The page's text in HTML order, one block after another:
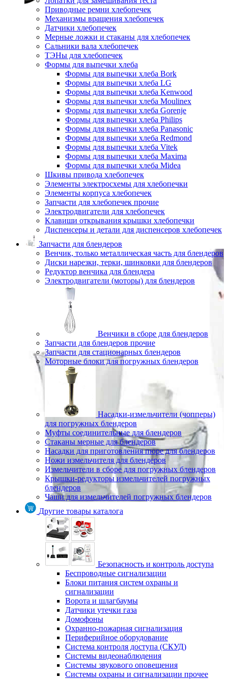
Приводные ремни хлебопечек
Механизмы вращения хлебопечек
Датчики хлебопечек
Мерные ложки и стаканы для хлебопечек
Сальники вала хлебопечек
ТЭНы для хлебопечек
Формы для выпечки хлеба
Формы для выпечки хлеба Bork
Формы для выпечки хлеба LG
Формы для выпечки хлеба Kenwood
Формы для выпечки хлеба Moulinex
Формы для выпечки хлеба Gorenje
Формы для выпечки хлеба Philips
Формы для выпечки хлеба Panasonic
Формы для выпечки хлеба Redmond
Формы для выпечки хлеба Vitek
Формы для выпечки хлеба Maxima
Формы для выпечки хлеба Midea
Шкивы привода хлебопечек
Элементы электросхемы для хлебопечки
Элементы корпуса хлебопечек
Запчасти для хлебопечек прочие
Электродвигатели для хлебопечек
Клавиши открывания крышки хлебопечки
Диспенсеры и детали для диспенсеров хлебопечек
Запчасти для блендеров
Венчик, только металлическая часть для блендеров
Диски нарезки, терки, шинковки для блендеров
Редуктор венчика для блендера
Электродвигатели (моторы) для блендеров
Венчики в сборе для блендеров
Запчасти для блендеров прочие
Запчасти для стационарных блендеров
Моторные блоки для погружных блендеров
Насадки-измельчители (чопперы)
для погружных блендеров
Муфты соединительные для блендеров
Стаканы мерные для блендеров
Насадки для приготовления пюре для блендеров
Ножи измельчителя для блендеров
Измельчители в сборе для погружных блендеров
Крышки-редукторы измельчителей погружных
блендеров
Чаши для измельчителей погружных блендеров
Другие товары каталога
Безопасность и контроль доступа
Беспроводные сигнализации
Блоки питания систем охраны и
сигнализации
Ворота и шлагбаумы
Датчики утечки газа
Домофоны
Охранно-пожарная сигнализация
Периферийное оборудование
Система контроля доступа (СКУД)
Системы видеонаблюдения
Системы звукового оповещения
Системы охраны и сигнализации прочее